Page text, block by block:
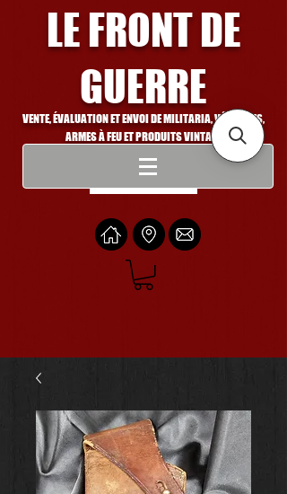
LE FRONT DE
GUERRE
VENTE, ÉVALUATION ET ENVOI DE MILITARIA, VÉHICULES,
ARMES À FEU ET PRODUITS VINTAGE
Se connecter